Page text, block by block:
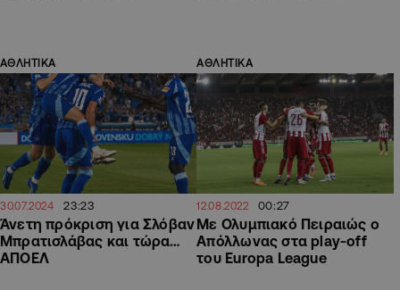
ΑΘΛΗΤΙΚΑ
30.07.2024 23:23
Άνετη πρόκριση για Σλόβαν
Μπρατισλάβας και τώρα…
ΑΠΟΕΛ
ΑΘΛΗΤΙΚΑ
12.08.2022 00:27
Mε Ολυμπιακό Πειραιώς ο
Απόλλωνας στα play-off
του Europa League